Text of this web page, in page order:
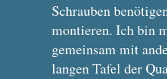
Schrauben
montieren. Ich bin
gemeinsam mit
langen Tafel der